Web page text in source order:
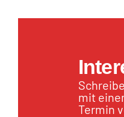
mit
Termin